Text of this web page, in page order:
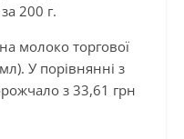
200 г.
молоко торгової
У порівнянні з
з 33,61 грн